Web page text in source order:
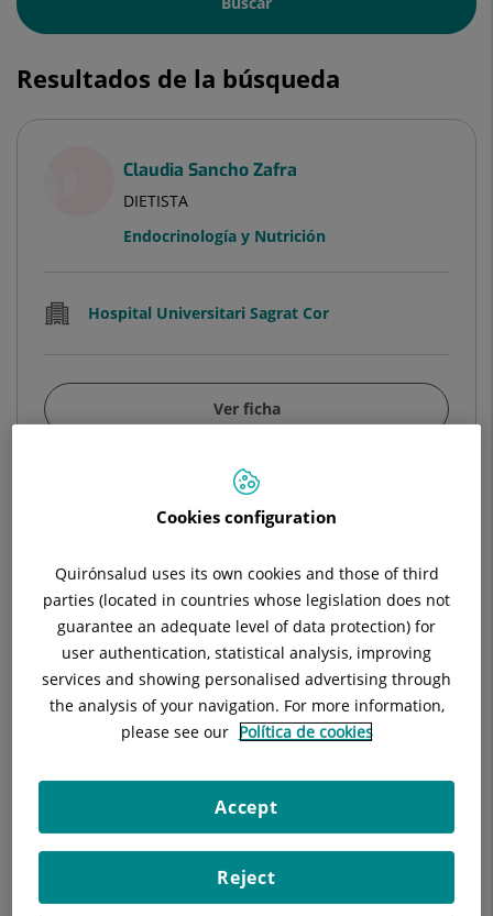
Resultados de la búsqueda
Claudia Sancho Zafra
DIETISTA
Endocrinología y Nutrición
Hospital Universitari Sagrat Cor
Ver ficha
Ver más especialistas en
Jesús Manuel Albarran Deogracias
FACULTATIVO ESPECIALISTA
ENDOCRINOLOGÍA Y NUTRICIÓN
Endocrinología y Nutrición
Ver ficha Pedir cita
Cookies configuration
Quirónsalud uses its own cookies and those of third
parties (located in countries whose legislation does not
guarantee an adequate level of data protection) for
user authentication, statistical analysis, improving
services and showing personalised advertising through
the analysis of your navigation. For more information,
please see our Política de cookies
Reject
Accept